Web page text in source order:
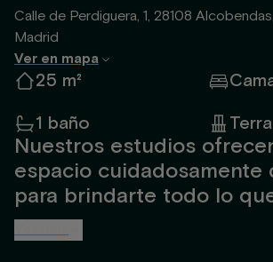
Calle de Perdiguera, 1, 28108 Alcobendas,
Madrid
Ver en mapa
25 m²
1 baño
Nuestros estudios
espacio cuidadosamente
para brindarte todo lo
en un entorno acogedor y
Ideales para hasta 2